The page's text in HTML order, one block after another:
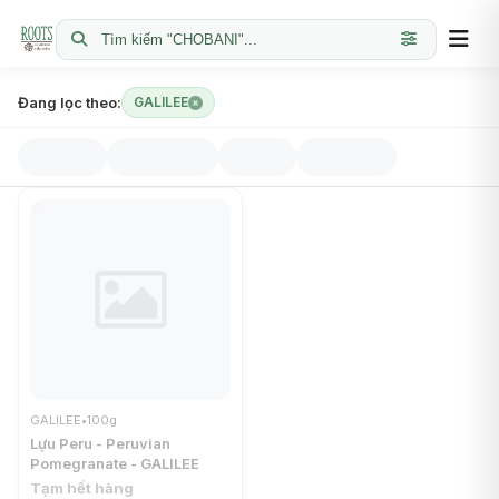
Tìm kiếm "CHOBANI"...
Đang lọc theo: GALILEE
GALILEE•100g
Lựu Peru - Peruvian
Pomegranate - GALILEE
Tạm hết hàng